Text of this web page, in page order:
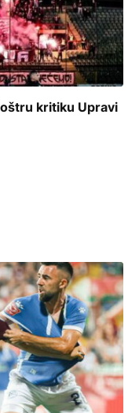
kritiku Upravi